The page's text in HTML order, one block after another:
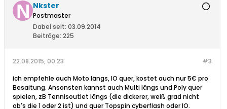
Nkster
Postmaster
Dabei seit: 03.09.2014
Beiträge: 225
#3
22.08.2015, 00:23
ich empfehle auch Moto längs, IO quer, kostet auch nur 5€ pro
Besaitung. Ansonsten kannst auch Multi längs und Poly quer
spielen, zB Tennisoutlet längs (die dickerer, weiß grad nicht
ob's die 1 oder 2 ist) und quer Topspin cyberflash oder IO.